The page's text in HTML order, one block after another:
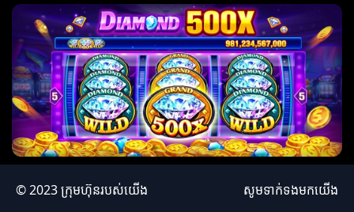
© 2023 ក្រុមហ៊ុនរបស់យើង សូមទាក់ទងមកយើង